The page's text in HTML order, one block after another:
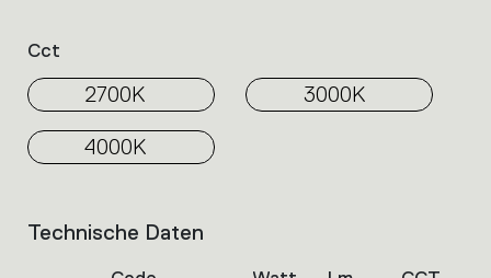
Cct
2700K 3000K
4000K
List
Technische Daten